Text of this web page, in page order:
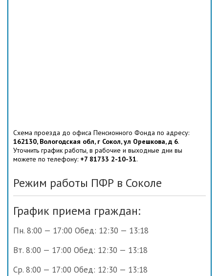
Схема проезда до офиса Пенсионного Фонда по адресу:
162130, Вологодская обл, г Сокол, ул Орешкова, д 6.
Уточнить график работы, в рабочие и выходные дни вы
можете по телефону: +7 81733 2-10-31.
Режим работы ПФР в Соколе
График приема граждан:
Пн. 8:00 — 17:00 Обед: 12:30 — 13:18
Вт. 8:00 — 17:00 Обед: 12:30 — 13:18
Ср. 8:00 — 17:00 Обед: 12:30 — 13:18